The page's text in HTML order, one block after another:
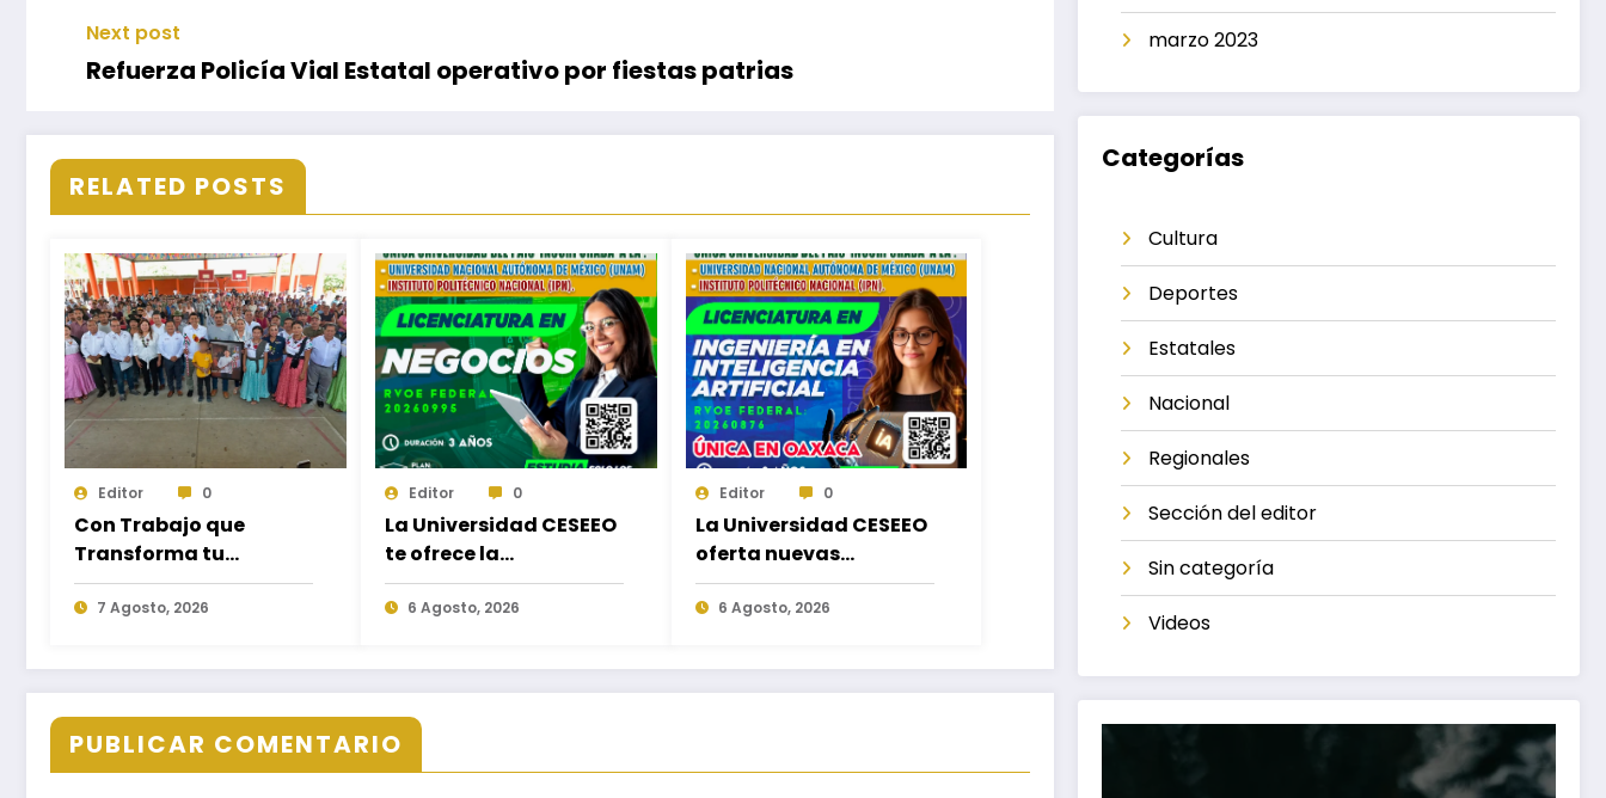
Next post
Refuerza Policía Vial Estatal operativo por fiestas patrias
RELATED POSTS
Editor 0
Con Trabajo que
Transforma tu
Municipio, Salomón
Jara impulsa el
Minas
7 Agosto, 2026
Editor 0
La Universidad CESEEO
te ofrece la
oportunidad de
estudiar nuevas
Campus Oaxaca,
Puerto Escondido,
Ixtepec y en la Matriz
Juchitán.
6 Agosto, 2026
Editor 0
La Universidad CESEEO
oferta nuevas
Licenciaturas acorde a
las necesidades
egresados de escuelas
del nivel medio
6 Agosto, 2026
PUBLICAR COMENTARIO
marzo 2023
Categorías
Cultura
Deportes
Estatales
Nacional
Regionales
Sección del editor
Sin categoría
Videos